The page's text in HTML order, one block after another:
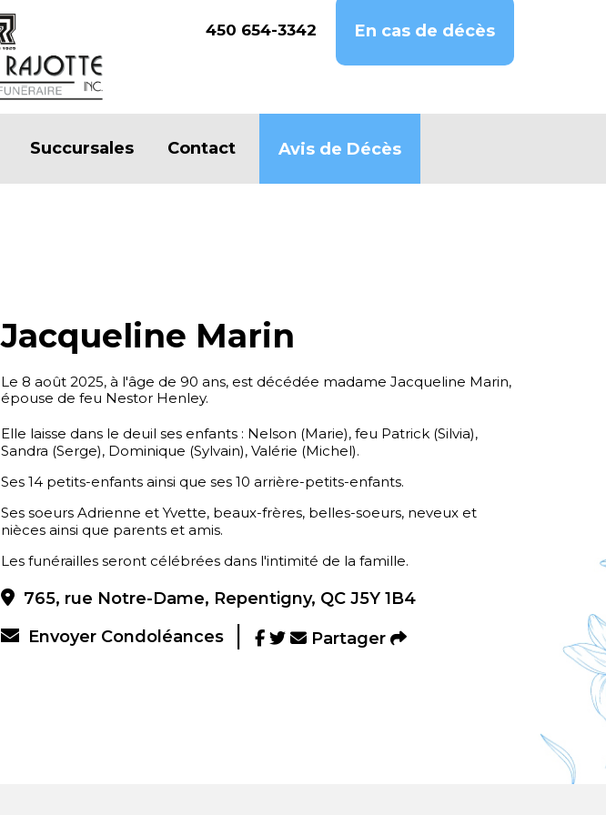
450 654-3342 En cas de décès
Succursales Contact Avis de Décès
Jacqueline Marin
Le 8 août 2025, à l'âge de 90 ans, est décédée madame Jacqueline Marin,
épouse de feu Nestor Henley.
Elle laisse dans le deuil ses enfants : Nelson (Marie), feu Patrick (Silvia),
Sandra (Serge), Dominique (Sylvain), Valérie (Michel).
Ses 14 petits-enfants ainsi que ses 10 arrière-petits-enfants.
Ses soeurs Adrienne et Yvette, beaux-frères, belles-soeurs, neveux et
nièces ainsi que parents et amis.
Les funérailles seront célébrées dans l'intimité de la famille.
765, rue Notre-Dame, Repentigny, QC J5Y 1B4
Envoyer Condoléances
Partager